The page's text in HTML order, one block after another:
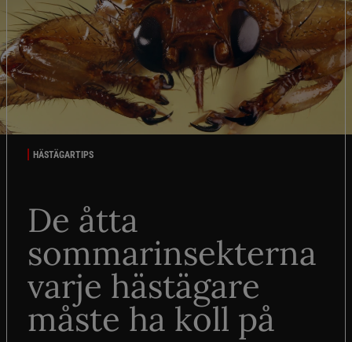
HÄSTÄGARTIPS
De åtta
sommarinsekterna
varje hästägare
måste ha koll på